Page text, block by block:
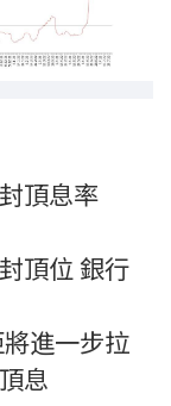
頂息率
頂位 銀行
進一步拉
息